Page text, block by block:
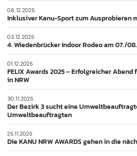
08.12.2025
Inklusiver Kanu-Sport zum Ausprobieren
03.12.2025
4. Wiedenbrücker Indoor Rodeo am 07./
01.12.2025
FELIX Awards 2025 – Erfolgreicher
in NRW
30.11.2025
Der Bezirk 3 sucht eine
Umweltbeauftragten
25.11.2025
Die KANU NRW AWARDS gehen in die